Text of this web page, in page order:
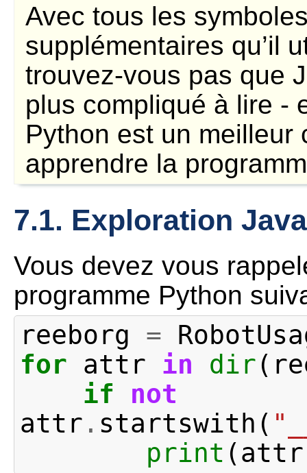
Avec tous les
supplémentaires qu’il
trouvez-vous pas que
plus compliqué à lire -
Python est un meilleur
apprendre la
7.1. Exploration
Vous devez vous
programme Python
reeborg =
for attr in dir (
if
not
attr . startswith (
print (attr